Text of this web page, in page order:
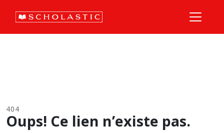
404
Oups! Ce lien n’existe pas.